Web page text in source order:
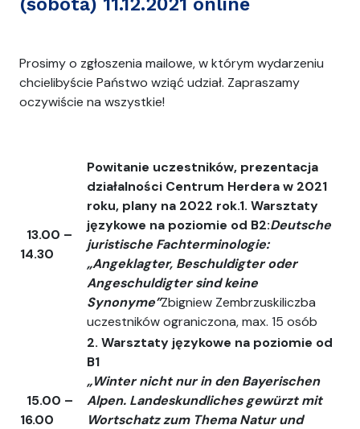
Prosimy o zgłoszenia mailowe, w którym wydarzeniu
chcielibyście Państwo wziąć udział. Zapraszamy
oczywiście na wszystkie!
13.00 –
14.30
Powitanie uczestników, prezentacja
działalności Centrum Herdera w 2021
roku, plany na 2022 rok.1. Warsztaty
językowe na poziomie od B2:Deutsche
juristische Fachterminologie:
„Angeklagter, Beschuldigter oder
Angeschuldigter sind keine
Synonyme”Zbigniew Zembrzuskiliczba
uczestników ograniczona, max. 15 osób
15.00 –
16.00
2. Warsztaty językowe na poziomie od
B1
„Winter nicht nur in den Bayerischen
Alpen. Landeskundliches gewürzt mit
Wortschatz zum Thema Natur und